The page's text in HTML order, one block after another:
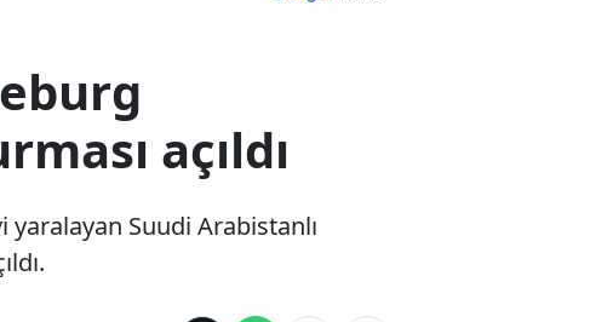
açıldı
yaralayan Suudi Arabistanlı